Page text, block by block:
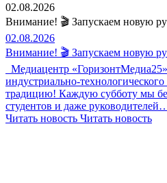
02.08.2026
Внимание! 🎬 Запускаем новую
02.08.2026
Внимание! 🎬 Запускаем новую
Медиацентр
индустриально-
традицию! Каждую субботу мы
студентов и даже
Читать новость Читать новость